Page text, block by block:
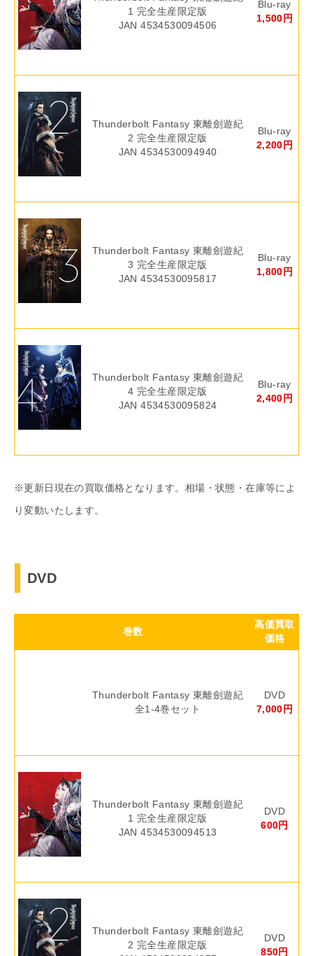
1 完全生産限定版
JAN 4534530094506
Blu-ray
1,500円
Thunderbolt Fantasy 東離劍遊紀
2 完全生産限定版
JAN 4534530094940
Blu-ray
2,200円
Thunderbolt Fantasy 東離劍遊紀
3 完全生産限定版
JAN 4534530095817
Blu-ray
1,800円
Thunderbolt Fantasy 東離劍遊紀
4 完全生産限定版
JAN 4534530095824
Blu-ray
2,400円
※更新日現在の買取価格となります。相場・状態・在庫等によ
り変動いたします。
DVD
巻数
高価買取
価格
Thunderbolt Fantasy 東離劍遊紀
全1-4巻セット
DVD
7,000円
Thunderbolt Fantasy 東離劍遊紀
1 完全生産限定版
JAN 4534530094513
DVD
600円
Thunderbolt Fantasy 東離劍遊紀
2 完全生産限定版
DVD
850円